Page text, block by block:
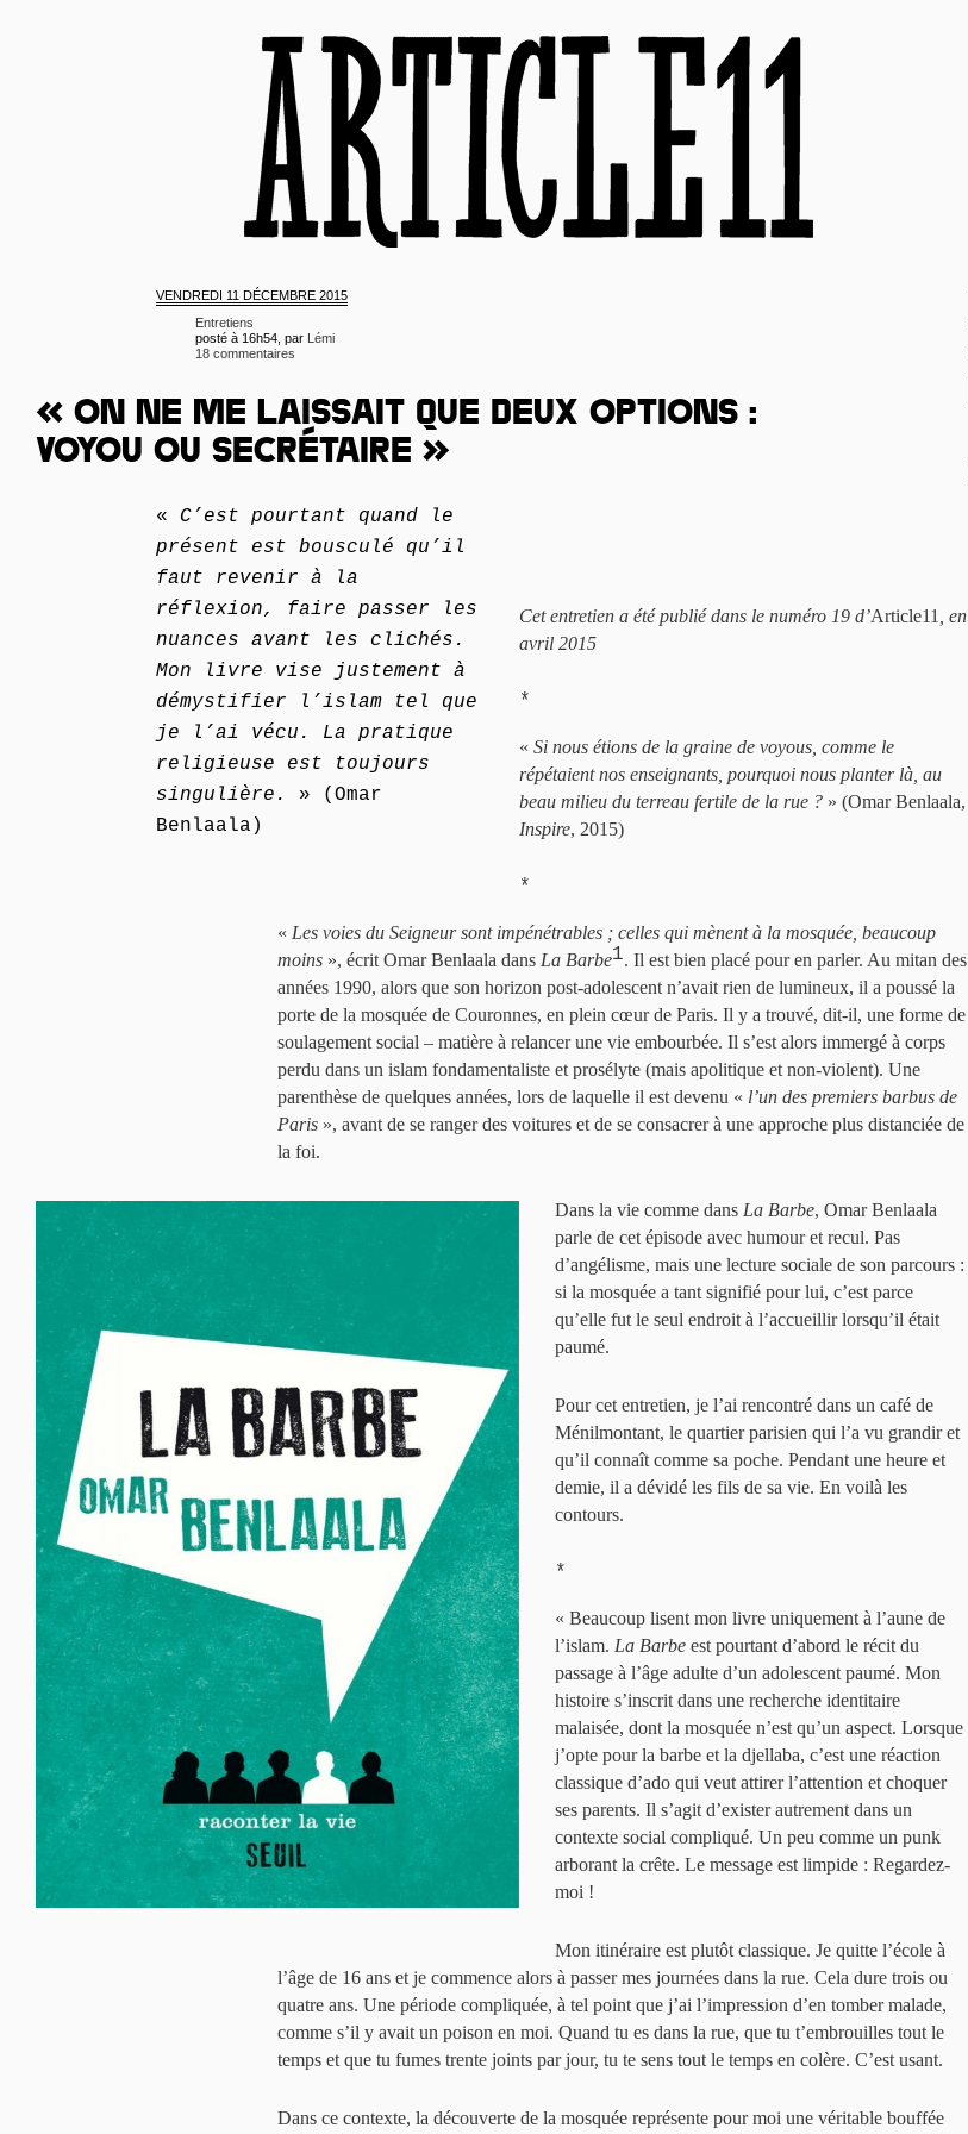
VENDREDI 11 DÉCEMBRE 2015
Entretiens
posté à 16h54, par Lémi
18 commentaires
« ON NE ME LAISSAIT QUE DEUX OPTIONS :
VOYOU OU SECRÉTAIRE »
« C’est pourtant quand le
présent est bousculé qu’il
faut revenir à la
réflexion, faire passer les
nuances avant les clichés.
Mon livre vise justement à
démystifier l’islam tel que
je l’ai vécu. La pratique
religieuse est toujours
singulière.
» (Omar
Benlaala)
Cet entretien a été publié dans le numéro 19 d’Article11
, en
avril 2015
*
« Si nous étions de la graine de voyous, comme le
répétaient nos enseignants, pourquoi nous planter là, au
beau milieu du terreau fertile de la rue ? » (Omar Benlaala,
Inspire, 2015)
*
« Les voies du Seigneur sont impénétrables ; celles qui mènent à la mosquée, beaucoup
moins », écrit Omar Benlaala dans La Barbe1. Il est bien placé pour en parler. Au mitan des
années 1990, alors que son horizon post-adolescent n’avait rien de lumineux, il a poussé la
porte de la mosquée de Couronnes, en plein cœur de Paris. Il y a trouvé, dit-il, une forme de
soulagement social – matière à relancer une vie embourbée. Il s’est alors immergé à corps
perdu dans un islam fondamentaliste et prosélyte (mais apolitique et non-violent). Une
parenthèse de quelques années, lors de laquelle il est devenu « l’un des premiers barbus de
Paris », avant de se ranger des voitures et de se consacrer à une approche plus distanciée de
la foi.
Dans la vie comme dans La Barbe, Omar Benlaala
parle de cet épisode avec humour et recul. Pas
d’angélisme, mais une lecture sociale de son parcours :
si la mosquée a tant signifié pour lui, c’est parce
qu’elle fut le seul endroit à l’accueillir lorsqu’il était
paumé.
Pour cet entretien, je l’ai rencontré dans un café de
Ménilmontant, le quartier parisien qui l’a vu grandir et
qu’il connaît comme sa poche. Pendant une heure et
demie, il a dévidé les fils de sa vie. En voilà les
contours.
*
« Beaucoup lisent mon livre uniquement à l’aune de
l’islam. La Barbe est pourtant d’abord le récit du
passage à l’âge adulte d’un adolescent paumé. Mon
histoire s’inscrit dans une recherche identitaire
malaisée, dont la mosquée n’est qu’un aspect. Lorsque
j’opte pour la barbe et la djellaba, c’est une réaction
classique d’ado qui veut attirer l’attention et choquer
ses parents. Il s’agit d’exister autrement dans un
contexte social compliqué. Un peu comme un punk
arborant la crête. Le message est limpide : Regardez-
moi !
Mon itinéraire est plutôt classique. Je quitte l’école à
l’âge de 16 ans et je commence alors à passer mes journées dans la rue. Cela dure trois ou
quatre ans. Une période compliquée, à tel point que j’ai l’impression d’en tomber malade,
comme s’il y avait un poison en moi. Quand tu es dans la rue, que tu t’embrouilles tout le
temps et que tu fumes trente joints par jour, tu te sens tout le temps en colère. C’est usant.
Dans ce contexte, la découverte de la mosquée représente pour moi une véritable bouffée